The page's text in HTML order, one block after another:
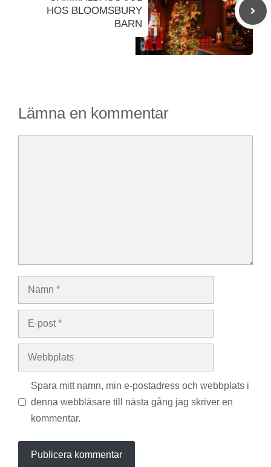
HOS BLOOMSBURY
BARN
Lämna en kommentar
Namn
Webbplats
Spara mitt namn, min e-postadress och webbplats i
denna webbläsare till nästa gång jag skriver en
kommentar.